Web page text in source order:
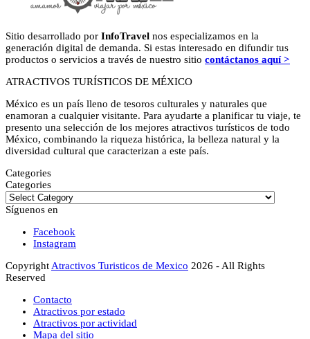
Sitio desarrollado por InfoTravel nos especializamos en la
generación digital de demanda. Si estas interesado en difundir tus
productos o servicios a través de nuestro sitio contáctanos aquí >
ATRACTIVOS TURÍSTICOS DE MÉXICO
México es un país lleno de tesoros culturales y naturales que
enamoran a cualquier visitante. Para ayudarte a planificar tu viaje, te
presento una selección de los mejores atractivos turísticos de todo
México, combinando la riqueza histórica, la belleza natural y la
diversidad cultural que caracterizan a este país.
Categories
Categories
Síguenos en
Facebook
Instagram
CopyrightAtractivos Turisticos de Mexico 2026 - All Rights
Reserved
Contacto
Atractivos por estado
Atractivos por actividad
Mapa del sitio